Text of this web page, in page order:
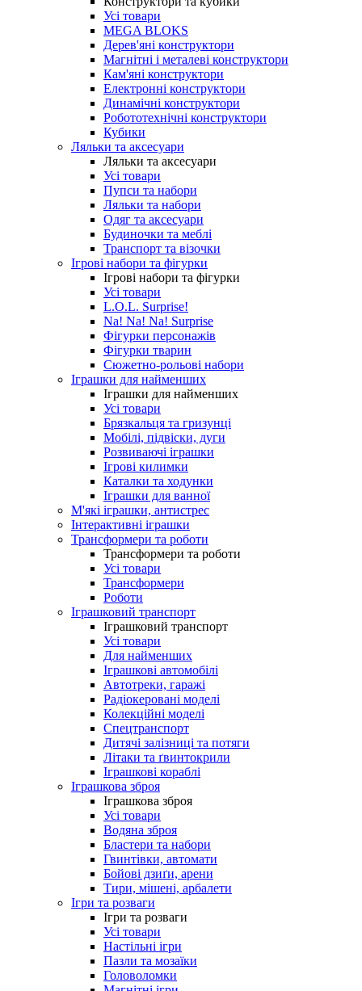
Усі товари
MEGA BLOKS
Дерев'яні конструктори
Магнітні і металеві конструктори
Кам'яні конструктори
Електронні конструктори
Динамічні конструктори
Робототехнічні конструктори
Кубики
Ляльки та аксесуари
Ляльки та аксесуари
Усі товари
Пупси та набори
Ляльки та набори
Одяг та аксесуари
Будиночки та меблі
Транспорт та візочки
Ігрові набори та фігурки
Ігрові набори та фігурки
Усі товари
L.O.L. Surprise!
Na! Na! Na! Surprise
Фігурки персонажів
Фігурки тварин
Сюжетно-рольові набори
Іграшки для найменших
Іграшки для найменших
Усі товари
Брязкальця та гризунці
Мобілі, підвіски, дуги
Розвиваючі іграшки
Ігрові килимки
Каталки та ходунки
Іграшки для ванної
М'які іграшки, антистрес
Інтерактивні іграшки
Трансформери та роботи
Трансформери та роботи
Усі товари
Трансформери
Роботи
Іграшковий транспорт
Іграшковий транспорт
Усі товари
Для найменших
Іграшкові автомобілі
Автотреки, гаражі
Радіокеровані моделі
Колекційні моделі
Спецтранспорт
Дитячі залізниці та потяги
Літаки та ґвинтокрили
Іграшкові кораблі
Іграшкова зброя
Іграшкова зброя
Усі товари
Водяна зброя
Бластери та набори
Гвинтівки, автомати
Бойові дзиґи, арени
Тири, мішені, арбалети
Ігри та розваги
Ігри та розваги
Усі товари
Настільні ігри
Пазли та мозаїки
Головоломки